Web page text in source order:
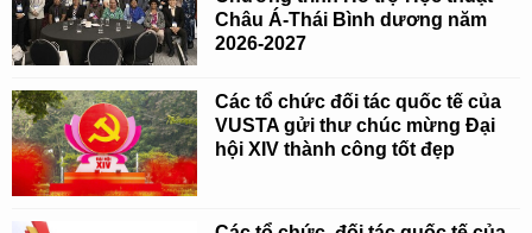
Châu Á-Thái Bình dương năm
2026-2027
Các tổ chức đối tác quốc tế của
VUSTA gửi thư chúc mừng Đại
hội XIV thành công tốt đẹp